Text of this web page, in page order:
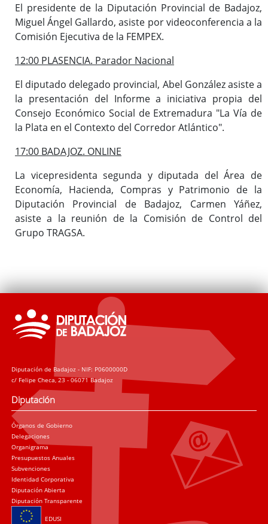
El presidente de la Diputación Provincial de Badajoz,
Miguel Ángel Gallardo, asiste por videoconferencia a la
Comisión Ejecutiva de la FEMPEX.
12:00 PLASENCIA. Parador Nacional
El diputado delegado provincial, Abel González asiste a
la presentación del Informe a iniciativa propia del
Consejo Económico Social de Extremadura "La Vía de
la Plata en el Contexto del Corredor Atlántico".
17:00 BADAJOZ. ONLINE
La vicepresidenta segunda y diputada del Área de
Economía, Hacienda, Compras y Patrimonio de la
Diputación Provincial de Badajoz, Carmen Yáñez,
asiste a la reunión de la Comisión de Control del
Grupo TRAGSA.
Diputación de Badajoz - NIF: P0600000D
c/ Felipe Checa, 23 - 06071 Badajoz
Diputación
Órganos de Gobierno
Delegaciones
Organigrama
Presupuestos Anuales
Subvenciones
Identidad Corporativa
Diputación Abierta
Diputación Transparente
EDUSI